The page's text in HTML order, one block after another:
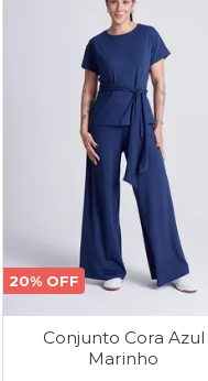
20% OFF
Conjunto Cora Azul
Marinho